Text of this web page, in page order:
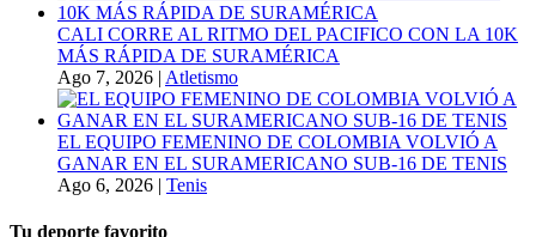
CALI CORRE AL RITMO DEL PACIFICO CON LA 10K
MÁS RÁPIDA DE SURAMÉRICA
Ago 7, 2026 | Atletismo
EL EQUIPO FEMENINO DE COLOMBIA VOLVIÓ A
GANAR EN EL SURAMERICANO SUB-16 DE TENIS
Ago 6, 2026 | Tenis
Tu deporte favorito